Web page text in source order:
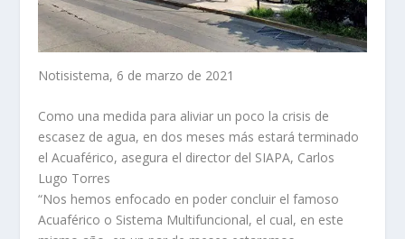
Notisistema, 6 de marzo de 2021
Como una medida para aliviar un poco la crisis de
escasez de agua, en dos meses más estará terminado
el Acuaférico, asegura el director del SIAPA, Carlos
Lugo Torres
“Nos hemos enfocado en poder concluir el famoso
Acuaférico o Sistema Multifuncional, el cual, en este